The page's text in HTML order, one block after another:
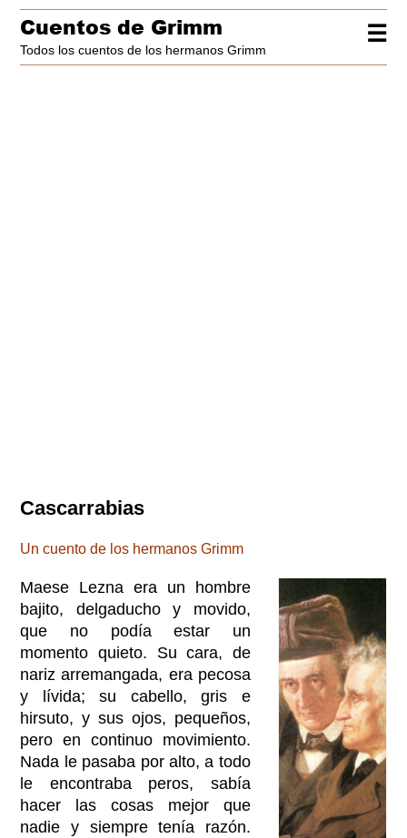
☰
Cuentos de Grimm
Todos los cuentos de los hermanos Grimm
Cascarrabias
Un cuento de los hermanos Grimm
Maese Lezna era un hombre
bajito, delgaducho y movido,
que no podía estar un
momento quieto. Su cara, de
nariz arremangada, era pecosa
y lívida; su cabello, gris e
hirsuto, y sus ojos, pequeños,
pero en continuo movimiento.
Nada le pasaba por alto, a todo
le encontraba peros, sabía
hacer las cosas mejor que
nadie y siempre tenía razón.